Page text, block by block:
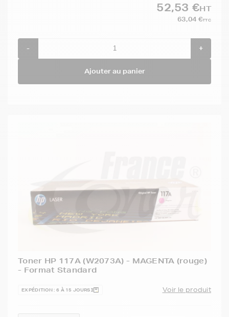
52,53 €HT
63,04 €TTC
- +
Ajouter au panier
Toner HP 117A (W2073A) - MAGENTA (rouge)
- Format Standard
EXPÉDITION : 6 À 15 JOURS Voir le produit